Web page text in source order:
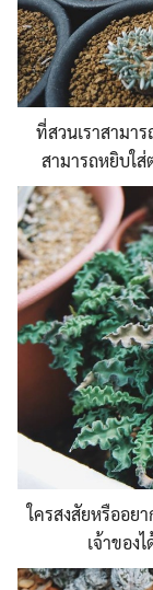
ที่สวนเราสามา
สามารถหยิบใส่
ใครสงสัยหรืออย
เจ้าของ